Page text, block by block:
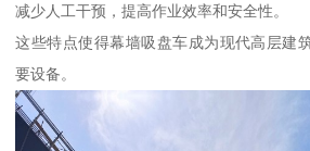
减少人工干预，提高作业效率和安全性。
这些特点使得幕墙吸盘车成为现代高层建
要设备。